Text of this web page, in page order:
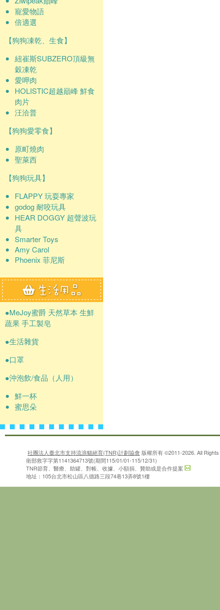
寵愛物語
倍適選
【狗狗凍乾、生食】
紐崔斯SUBZERO頂級無
穀凍乾
愛呷肉
HOLISTIC超越巔峰 鮮食
肉片
汪洽普
【狗狗愛零食】
原町燒肉
聖萊西
【狗狗玩具】
FLAPPY 玩耍專家
godog 耐咬玩具
HEAR DOGGY 超聲波玩
具
Smarter Toys
Amy Carol
Phoenix 菲尼斯
●MeJoy蜜爵 天然草本 生鮮
蔬果 手工製皂
●生活雜貨
●口罩
●沖泡飲/食品（人用）
鮮一杯
蜜思朵
社團法人臺北市支持流浪貓絕育(TNR)計劃協會 版權所有 ©2011-2026. All
衛部救字字第1141364713號(期間115/01/01-115/12/31)
TNR節育、醫療、助罐、對帳、收據、小額捐、贊助或是合作提案
地址：105台北市松山區八德路三段74巷13弄8號1樓